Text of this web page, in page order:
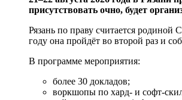
присутствовать очно, будет
Рязань по праву считается родиной
году она пройдёт во второй раз и
В программе мероприятия:
более 30 докладов;
воркшопы по хард- и софт-